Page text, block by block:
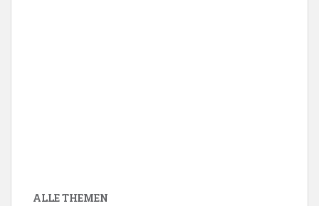
ALLE THEMEN